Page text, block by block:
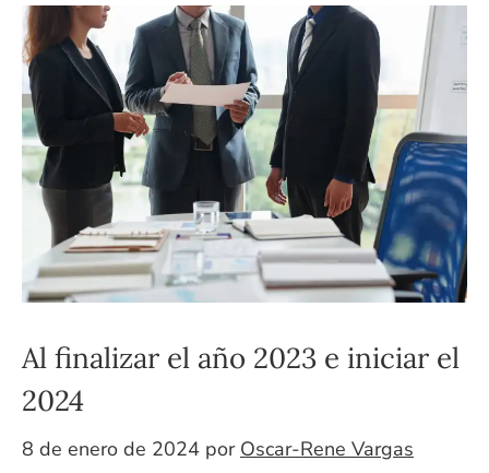
Al finalizar el año 2023 e iniciar el
2024
8 de enero de 2024 por Oscar-Rene Vargas